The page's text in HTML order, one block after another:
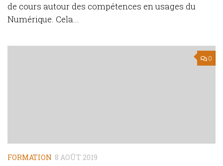
de cours autour des compétences en usages du
Numérique. Cela...
0
FORMATION 8 AOÛT 2019